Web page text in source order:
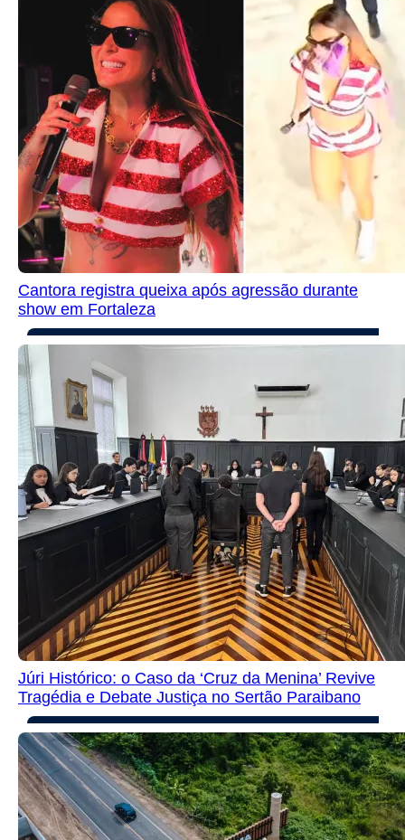
Cantora registra queixa após agressão durante
show em Fortaleza
Júri Histórico: o Caso da ‘Cruz da Menina’ Revive
Tragédia e Debate Justiça no Sertão Paraibano